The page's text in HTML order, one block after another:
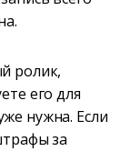
ролик,
его для
нужна. Если
за